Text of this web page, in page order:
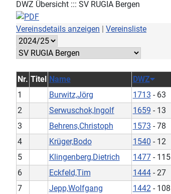
DWZ Übersicht ::: SV RUGIA Bergen
Vereinsdetails anzeigen | Vereinsliste
Nr. Titel Name DWZ
1
Burwitz,Jörg 1713 - 63
2
Serwuschok,Ingolf 1659 - 13
3
Behrens,Christoph 1573 - 78
4
Krüger,Bodo 1540 - 12
5
Klingenberg,Dietrich 1477- 115
6
Eckfeld,Tim 1444- 27
7
Jepp,Wolfgang 1442- 108